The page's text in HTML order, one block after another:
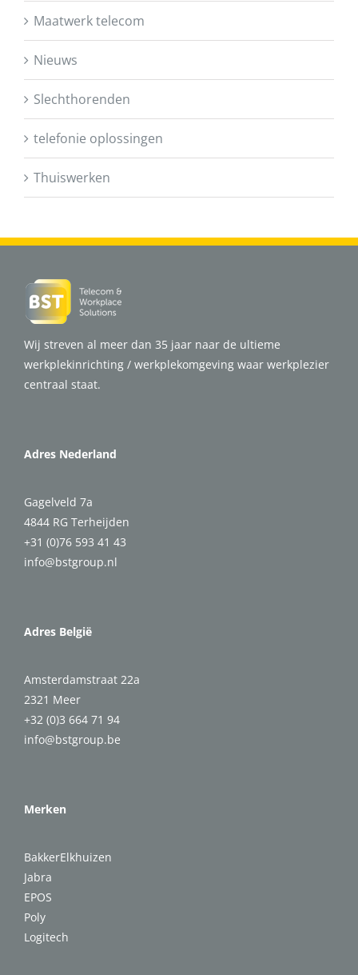
Maatwerk telecom
Nieuws
Slechthorenden
telefonie oplossingen
Thuiswerken
Wij streven al meer dan 35 jaar naar de ultieme
werkplekinrichting / werkplekomgeving waar werkplezier
centraal staat.
Adres Nederland
Gagelveld 7a
4844 RG Terheijden
+31 (0)76 593 41 43
info@bstgroup.nl
Adres België
Amsterdamstraat 22a
2321 Meer
+32 (0)3 664 71 94
info@bstgroup.be
Merken
BakkerElkhuizen
Jabra
EPOS
Poly
Logitech